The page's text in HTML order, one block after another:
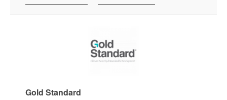
Gold Standard